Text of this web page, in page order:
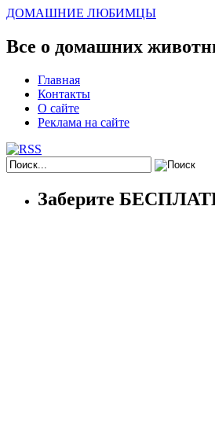
ДОМАШНИЕ ЛЮБИМЦЫ
Все о домашних
Главная
Контакты
О сайте
Реклама на сайте
Заберите